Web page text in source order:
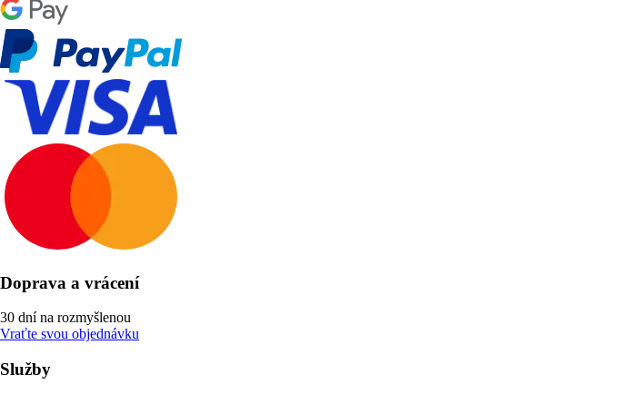
Doprava a vrácení
30 dní na rozmyšlenou
Vraťte svou objednávku
Služby